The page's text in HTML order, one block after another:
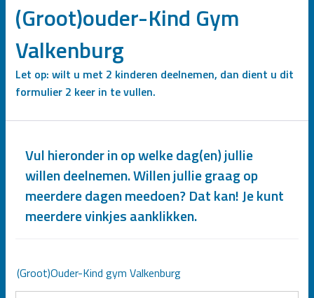
(Groot)ouder-Kind Gym
Valkenburg
Let op: wilt u met 2 kinderen deelnemen, dan dient u dit
formulier 2 keer in te vullen.
Vul hieronder in op welke dag(en) jullie
willen deelnemen. Willen jullie graag op
meerdere dagen meedoen? Dat kan! Je kunt
meerdere vinkjes aanklikken.
(Groot)Ouder-Kind gym Valkenburg